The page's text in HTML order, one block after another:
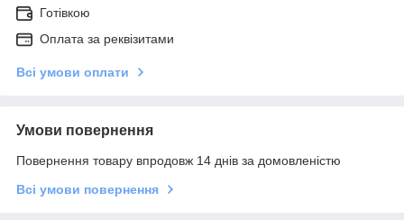
Готівкою
Оплата за реквізитами
Всі умови оплати
Умови повернення
Повернення товару впродовж 14 днів за домовленістю
Всі умови повернення